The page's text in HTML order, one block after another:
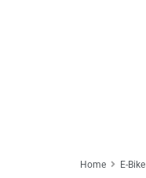
Home E-Bike